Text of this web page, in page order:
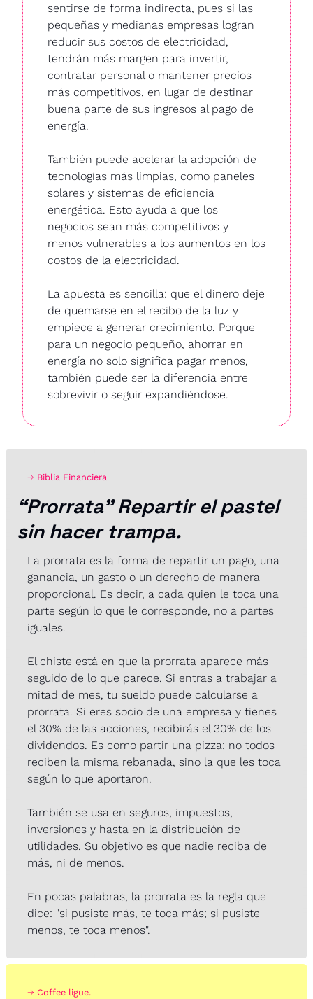
sentirse de forma indirecta, pues si las
pequeñas y medianas empresas logran
reducir sus costos de electricidad,
tendrán más margen para invertir,
contratar personal o mantener precios
más competitivos, en lugar de destinar
buena parte de sus ingresos al pago de
energía.
También puede acelerar la adopción de
tecnologías más limpias, como paneles
solares y sistemas de eficiencia
energética. Esto ayuda a que los
negocios sean más competitivos y
menos vulnerables a los aumentos en los
costos de la electricidad.
La apuesta es sencilla: que el dinero deje
de quemarse en el recibo de la luz y
empiece a generar crecimiento. Porque
para un negocio pequeño, ahorrar en
energía no solo significa pagar menos,
también puede ser la diferencia entre
sobrevivir o seguir expandiéndose.
→ Biblia Financiera
“Prorrata” Repartir el pastel
sin hacer trampa.
La prorrata es la forma de repartir un pago, una
ganancia, un gasto o un derecho de manera
proporcional. Es decir, a cada quien le toca una
parte según lo que le corresponde, no a partes
iguales.
El chiste está en que la prorrata aparece más
seguido de lo que parece. Si entras a trabajar a
mitad de mes, tu sueldo puede calcularse a
prorrata. Si eres socio de una empresa y tienes
el 30% de las acciones, recibirás el 30% de los
dividendos. Es como partir una pizza: no todos
reciben la misma rebanada, sino la que les toca
según lo que aportaron.
También se usa en seguros, impuestos,
inversiones y hasta en la distribución de
utilidades. Su objetivo es que nadie reciba de
más, ni de menos.
En pocas palabras, la prorrata es la regla que
dice: "si pusiste más, te toca más; si pusiste
menos, te toca menos".
→ Coffee ligue.